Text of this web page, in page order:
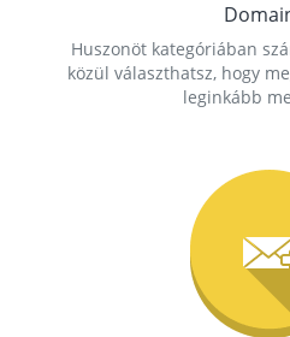
Huszonöt kategóriában
közül választhatsz, hogy
leginkább